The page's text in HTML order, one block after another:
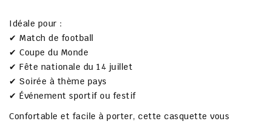
Idéale pour :
✔ Match de football
✔ Coupe du Monde
✔ Fête nationale du 14 juillet
✔ Soirée à thème pays
✔ Événement sportif ou festif
Confortable et facile à porter, cette casquette vous